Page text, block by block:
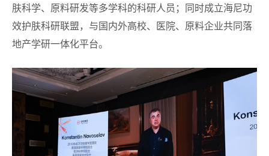
肤科学、原料研发等多学科的科研人员；同时成立海尼功
效护肤科研联盟，与国内外高校、医院、原料企业共同落
地产学研一体化平台。